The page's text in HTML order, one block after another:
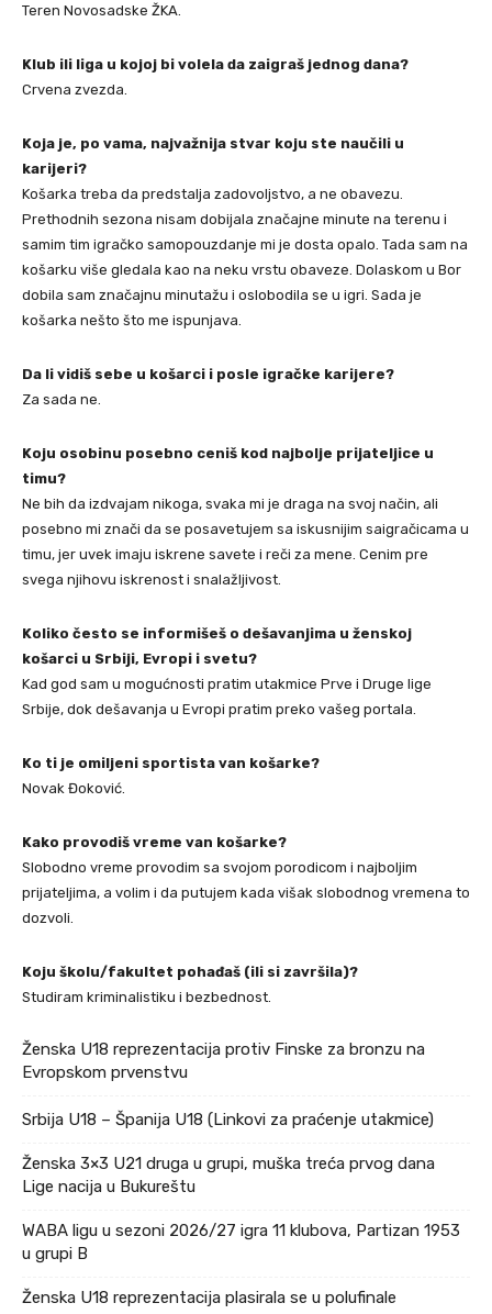
Teren Novosadske ŽKA.
Klub ili liga u kojoj bi volela da zaigraš jednog dana?
Crvena zvezda.
Koja je, po vama, najvažnija stvar koju ste naučili u
karijeri?
Košarka treba da predstalja zadovoljstvo, a ne obavezu.
Prethodnih sezona nisam dobijala značajne minute na terenu i
samim tim igračko samopouzdanje mi je dosta opalo. Tada sam na
košarku više gledala kao na neku vrstu obaveze. Dolaskom u Bor
dobila sam značajnu minutažu i oslobodila se u igri. Sada je
košarka nešto što me ispunjava.
Da li vidiš sebe u košarci i posle igračke karijere?
Za sada ne.
Koju osobinu posebno ceniš kod najbolje prijateljice u
timu?
Ne bih da izdvajam nikoga, svaka mi je draga na svoj način, ali
posebno mi znači da se posavetujem sa iskusnijim saigračicama u
timu, jer uvek imaju iskrene savete i reči za mene. Cenim pre
svega njihovu iskrenost i snalažljivost.
Koliko često se informišeš o dešavanjima u ženskoj
košarci u Srbiji, Evropi i svetu?
Kad god sam u mogućnosti pratim utakmice Prve i Druge lige
Srbije, dok dešavanja u Evropi pratim preko vašeg portala.
Ko ti je omiljeni sportista van košarke?
Novak Đoković.
Kako provodiš vreme van košarke?
Slobodno vreme provodim sa svojom porodicom i najboljim
prijateljima, a volim i da putujem kada višak slobodnog vremena to
dozvoli.
Koju školu/fakultet pohađaš (ili si završila)?
Studiram kriminalistiku i bezbednost.
Ženska U18 reprezentacija protiv Finske za bronzu na
Evropskom prvenstvu
Srbija U18 – Španija U18 (Linkovi za praćenje utakmice)
Ženska 3×3 U21 druga u grupi, muška treća prvog dana
Lige nacija u Bukureštu
WABA ligu u sezoni 2026/27 igra 11 klubova, Partizan 1953
u grupi B
Ženska U18 reprezentacija plasirala se u polufinale